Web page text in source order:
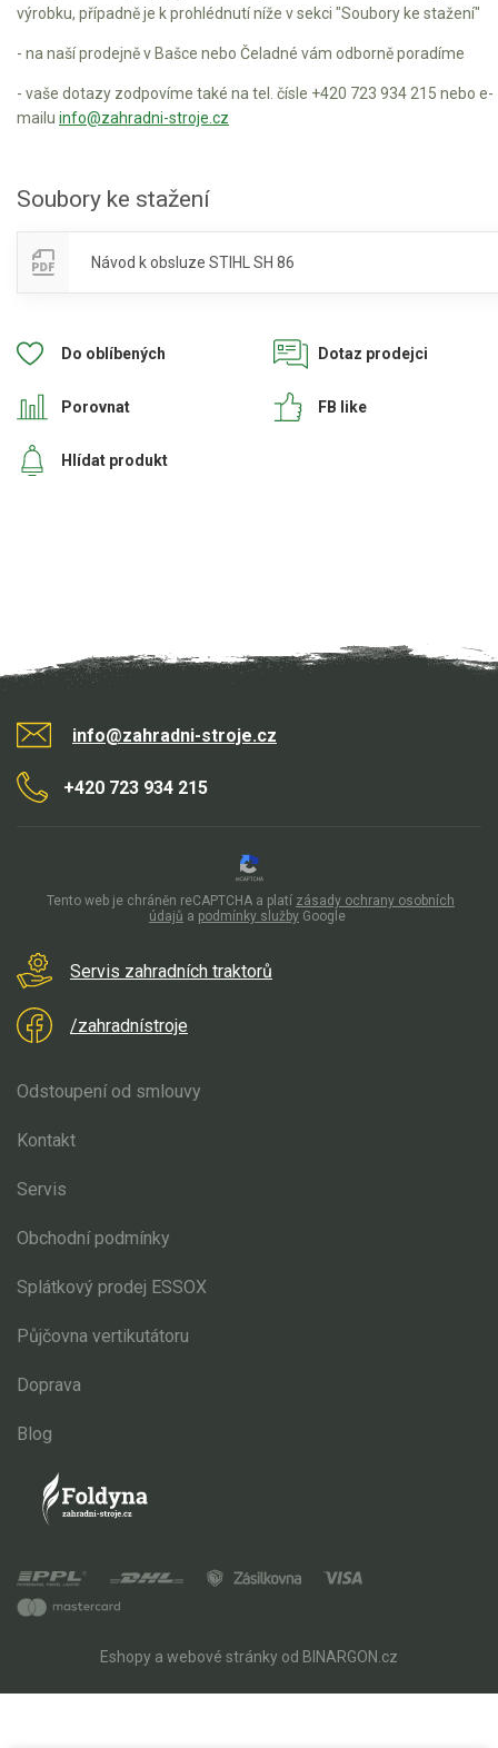
Zahradní traktory
Řetězové pily
Náhradní díly pro křovinořezy
Náhradní díly pro sekačky
výrobku, případně je k prohlédnutí níže v sekci "Soubory ke stažení"
- na naší prodejně v Bašce nebo Čeladné vám odborně poradíme
- vaše dotazy zodpovíme také na tel. čísle +420 723 934 215 nebo e-
mailu info@zahradni-stroje.cz
Soubory ke stažení
Návod k obsluze STIHL SH 86
Do oblíbených
Porovnat
Dotaz prodejci
Hlídat produkt
FB like
info@zahradni-stroje.cz
+420 723 934 215
Servis zahradních traktorů
/zahradnístroje
Odstoupení od smlouvy
Kontakt
Servis
Obchodní podmínky
Splátkový prodej ESSOX
Půjčovna vertikutátoru
Doprava
Blog
Eshopy a webové stránky od BINARGON.cz
Tento web je chráněn reCAPTCHA a platí zásady ochrany osobních
údajů a podmínky služby Google